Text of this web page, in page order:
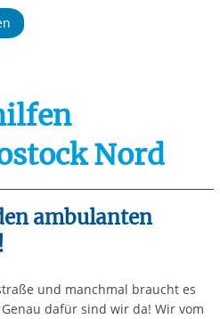
Nord
ambulanten
und manchmal braucht es
dafür sind wir da! Wir vom